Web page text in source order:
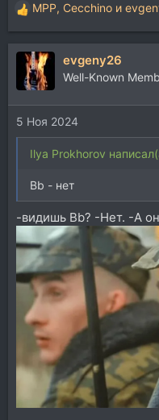
Р
е
а
и
и
:
MPP, Cecchino и
evgeny26
Well-Known
5 Ноя 2024
Ilya Prokhorov
Bb - нет
-видишь Bb? -Нет. -А